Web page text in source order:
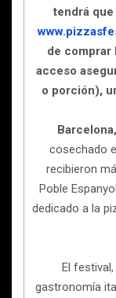
tendrá
de comprar
acceso
o porción),
cosechado
recibieron
Poble
dedicado a la
El
gastronomía